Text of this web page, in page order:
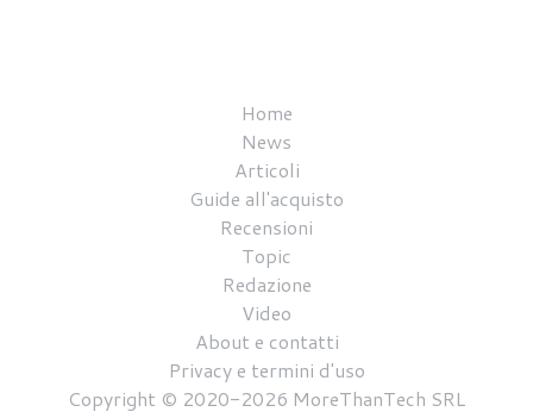
Home
News
Articoli
Guide all'acquisto
Recensioni
Topic
Redazione
Video
About e contatti
Privacy e termini d'uso
Copyright © 2020-2026 MoreThanTech SRL